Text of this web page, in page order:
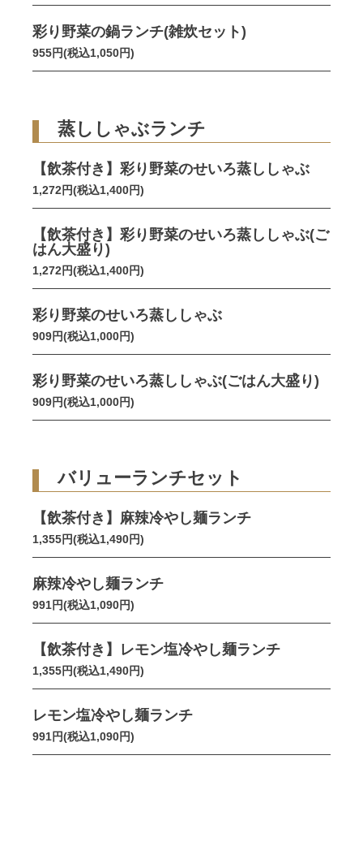
彩り野菜の鍋ランチ(雑炊セット)
955円(税込1,050円)
蒸ししゃぶランチ
【飲茶付き】彩り野菜のせいろ蒸ししゃぶ
1,272円(税込1,400円)
【飲茶付き】彩り野菜のせいろ蒸ししゃぶ(ご
はん大盛り)
1,272円(税込1,400円)
彩り野菜のせいろ蒸ししゃぶ
909円(税込1,000円)
彩り野菜のせいろ蒸ししゃぶ(ごはん大盛り)
909円(税込1,000円)
バリューランチセット
【飲茶付き】麻辣冷やし麺ランチ
1,355円(税込1,490円)
麻辣冷やし麺ランチ
991円(税込1,090円)
【飲茶付き】レモン塩冷やし麺ランチ
1,355円(税込1,490円)
レモン塩冷やし麺ランチ
991円(税込1,090円)